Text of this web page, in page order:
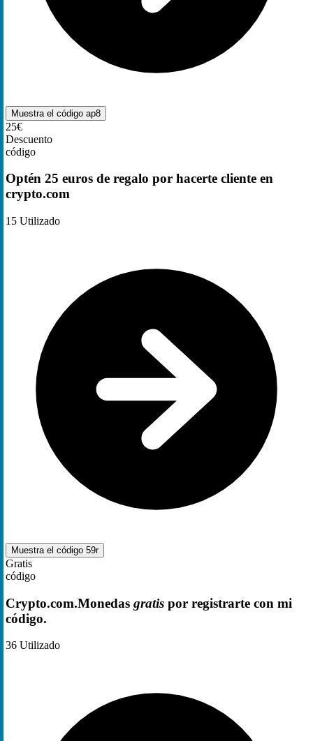
Muestra el código ap8
25€
Descuento
código
Optén 25 euros de regalo por hacerte cliente en
crypto.com
15 Utilizado
Muestra el código 59r
Gratis
código
Crypto.com.Monedas gratis por registrarte con mi
código.
36 Utilizado